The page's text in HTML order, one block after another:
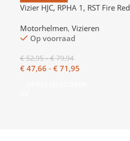
AANBIEDING
Vizier HJC, RPHA 1, RST Fire Red
Motorhelmen, Vizieren
Op voorraad
€52,95 - €79,94
€47,66 - €71,95